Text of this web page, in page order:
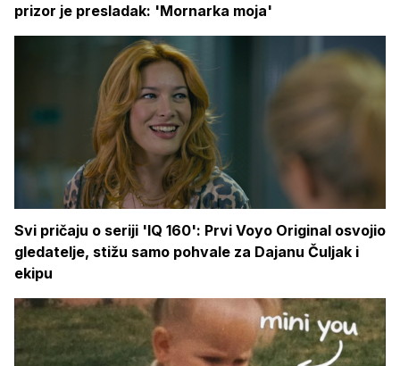
prizor je presladak: 'Mornarka moja'
Svi pričaju o seriji 'IQ 160': Prvi Voyo Original osvojio
gledatelje, stižu samo pohvale za Dajanu Čuljak i
ekipu